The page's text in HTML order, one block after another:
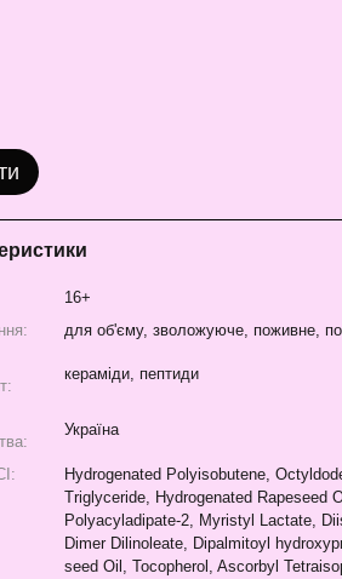
16+
для об'єму, зволожуюче, поживне,
кераміди, пептиди
Україна
Hydrogenated Polyisobutene,
Triglyceride, Hydrogenated Rapeseed
Polyacyladipate-2, Myristyl Lactate,
Dimer Dilinoleate, Dipalmitoyl
seed Oil, Tocopherol, Ascorbyl